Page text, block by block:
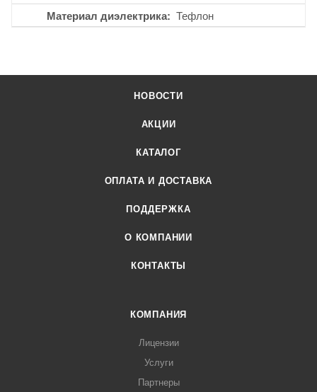
Материал диэлектрика
Тефлон
НОВОСТИ
АКЦИИ
КАТАЛОГ
ОПЛАТА И ДОСТАВКА
ПОДДЕРЖКА
О КОМПАНИИ
КОНТАКТЫ
КОМПАНИЯ
Лицензии
Услуги
Партнеры